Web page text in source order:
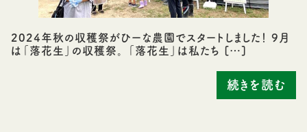
2024年秋の収穫祭がひーな農園でスタートしました！ 9月
は「落花生」の収穫祭。 「落花生」は私たち […]
続きを読む